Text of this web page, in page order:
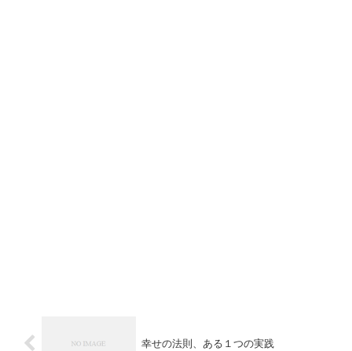
幸せの法則、ある１つの実践